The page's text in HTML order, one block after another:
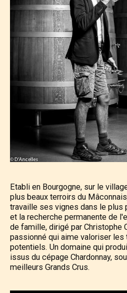
Etabli en Bourgogne, sur le
plus beaux terroirs du
travaille ses vignes dans le plus
et la recherche permanente de
de famille, dirigé par Christophe
passionné qui aime valoriser
potentiels. Un domaine qui
issus du cépage Chardonnay,
meilleurs Grands Crus.